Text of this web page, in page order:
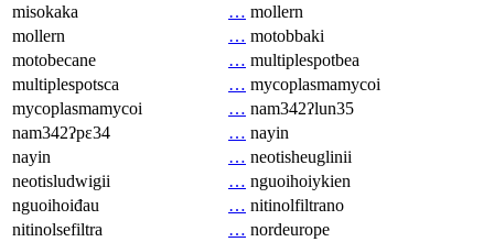
misokaka
… mollern
mollern
… motobbaki
motobecane
… multiplespotbea
multiplespotsca
… mycoplasmamycoi
mycoplasmamycoi
… nam342ʔlun35
nam342ʔpɛ34
… nayin
nayin
… neotisheuglinii
neotisludwigii
… nguoihoiykien
nguoihoiđau
… nitinolfiltrano
nitinolsefiltra
… nordeurope